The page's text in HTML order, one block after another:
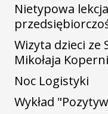
Nietypowa
Wizyta dzieci ze
Mikołaja
Noc Logistyki
Wykład